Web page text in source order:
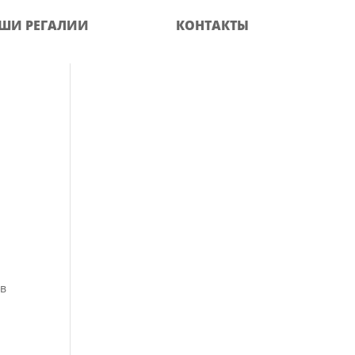
РЕГАЛИИ КОНТАКТЫ